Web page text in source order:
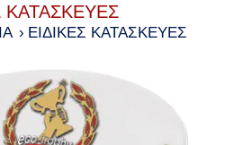
ΚΑΤΑΣΚΕΥΕΣ
ΕΙΔΙΚΕΣ ΚΑΤΑΣΚΕΥΕΣ